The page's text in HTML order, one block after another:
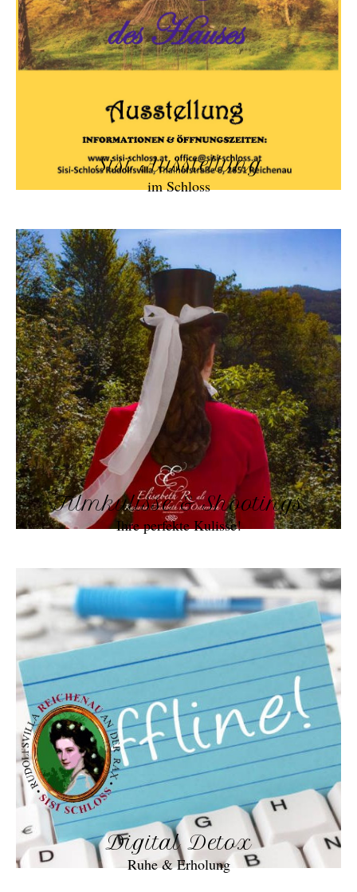
Sisi Ausstellung
im Schloss
Filmkulisse & Shootings
Ihre perfekte Kulisse!
Digital Detox
Ruhe & Erholung